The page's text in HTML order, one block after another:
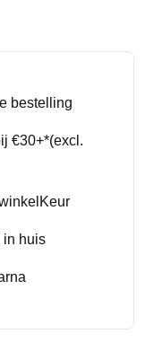
bestelling
€30+*(excl.
in huis